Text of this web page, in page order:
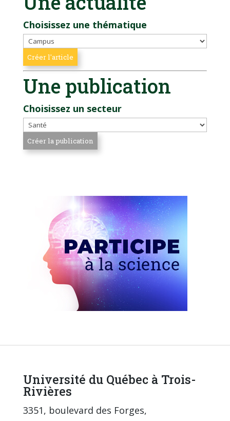
Choisissez une thématique
Une publication
Choisissez un secteur
Université du Québec à Trois-
Rivières
3351, boulevard des Forges,